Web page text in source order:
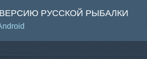
РУССКОЙ РЫБАЛКИ